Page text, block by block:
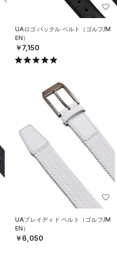
UAロゴ バックル ベルト（ゴルフ/M
EN）
￥7,150
UAブレイディド ベルト（ゴルフ/M
EN）
￥6,050